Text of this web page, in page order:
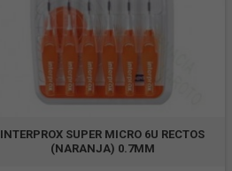
INTERPROX SUPER MICRO 6U RECTOS
(NARANJA) 0.7MM